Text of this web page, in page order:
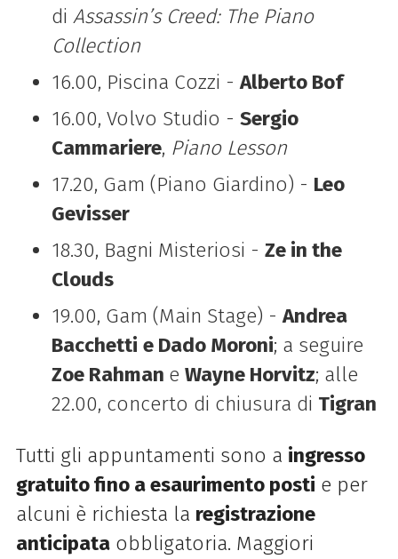
di Assassin’s Creed: The Piano
Collection
16.00, Piscina Cozzi -Alberto Bof
16.00, Volvo Studio - Sergio
Cammariere, Piano Lesson
17.20, Gam (Piano Giardino) - Leo
Gevisser
18.30, Bagni Misteriosi - Ze in the
Clouds
19.00, Gam (Main Stage) -Andrea
Bacchetti e Dado Moroni; a seguire
Zoe Rahman e Wayne Horvitz; alle
22.00, concerto di chiusura di Tigran
Tutti gli appuntamenti sono a ingresso
gratuito fino a esaurimento posti e per
alcuni è richiesta la registrazione
anticipataobbligatoria. Maggiori